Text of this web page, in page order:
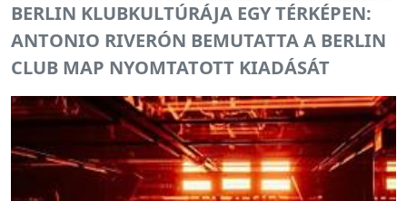
BERLIN KLUBKULTÚRÁJA EGY TÉRKÉPEN:
ANTONIO RIVERÓN BEMUTATTA A BERLIN
CLUB MAP NYOMTATOTT KIADÁSÁT